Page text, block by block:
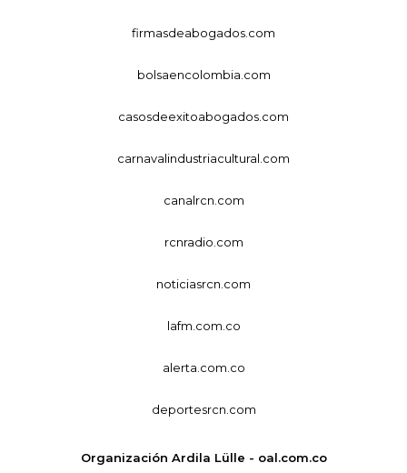
firmasdeabogados.com
bolsaencolombia.com
casosdeexitoabogados.com
carnavalindustriacultural.com
canalrcn.com
rcnradio.com
noticiasrcn.com
lafm.com.co
alerta.com.co
deportesrcn.com
Organización Ardila Lülle - oal.com.co